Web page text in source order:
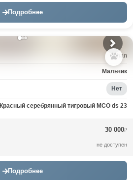
Подробнее
Khan
Мальчик
Нет
Красный серебрянный тигровый MCO ds 23
30 000₽
не доступен
Подробнее